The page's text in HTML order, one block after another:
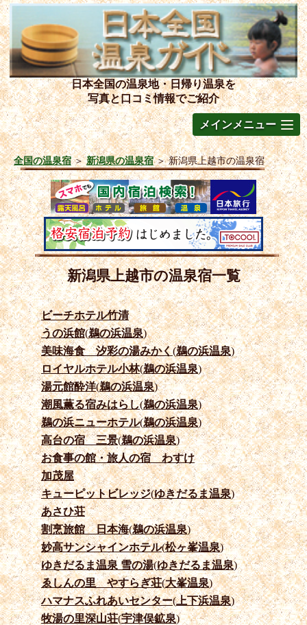
日本全国の温泉地・日帰り温泉を
写真と口コミ情報でご紹介
メインメニュー
全国の温泉宿＞新潟県の温泉宿＞新潟県上越市の温泉宿
新潟県上越市の温泉宿一覧
ビーチホテル竹清
うの浜館(鵜の浜温泉)
美味海食 汐彩の湯みかく(鵜の浜温泉)
ロイヤルホテル小林(鵜の浜温泉)
湯元館酔洋(鵜の浜温泉)
潮風薫る宿みはらし(鵜の浜温泉)
鵜の浜ニューホテル(鵜の浜温泉)
高台の宿 三景(鵜の浜温泉)
お食事の館・旅人の宿 わすけ
加茂屋
キューピットビレッジ(ゆきだるま温泉)
あさひ荘
割烹旅館 日本海(鵜の浜温泉)
妙高サンシャインホテル(松ヶ峯温泉)
ゆきだるま温泉 雪の湯(ゆきだるま温泉)
ゑしんの里 やすらぎ荘(大峯温泉)
ハマナスふれあいセンター(上下浜温泉)
牧湯の里深山荘(宇津俣鉱泉)